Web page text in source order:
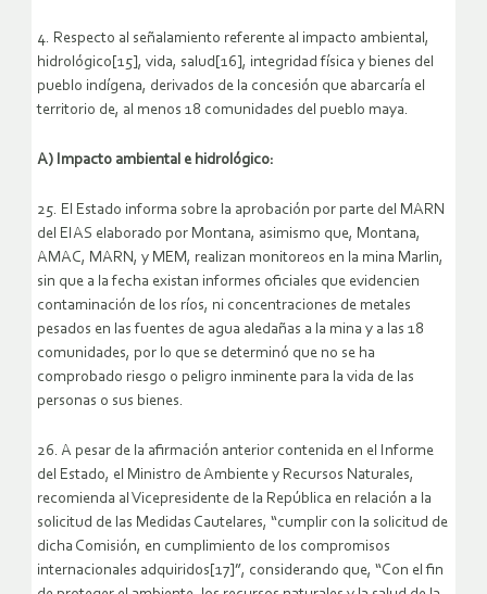
4. Respecto al señalamiento referente al impacto ambiental,
hidrológico[15], vida, salud[16], integridad física y bienes del
pueblo indígena, derivados de la concesión que abarcaría el
territorio de, al menos 18 comunidades del pueblo maya.
A) Impacto ambiental e hidrológico:
25. El Estado informa sobre la aprobación por parte del MARN
del EIAS elaborado por Montana, asimismo que, Montana,
AMAC, MARN, y MEM, realizan monitoreos en la mina Marlin,
sin que a la fecha existan informes oficiales que evidencien
contaminación de los ríos, ni concentraciones de metales
pesados en las fuentes de agua aledañas a la mina y a las 18
comunidades, por lo que se determinó que no se ha
comprobado riesgo o peligro inminente para la vida de las
personas o sus bienes.
26. A pesar de la afirmación anterior contenida en el Informe
del Estado, el Ministro de Ambiente y Recursos Naturales,
recomienda al Vicepresidente de la República en relación a la
solicitud de las Medidas Cautelares, “cumplir con la solicitud de
dicha Comisión, en cumplimiento de los compromisos
internacionales adquiridos[17]”, considerando que, “Con el fin